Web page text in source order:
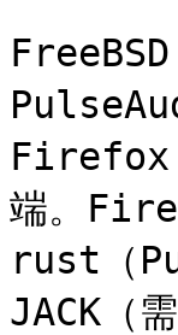
Firefox
端。
rust（
JACK（